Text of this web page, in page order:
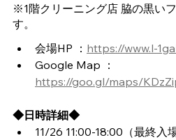
※1階クリーニング店 脇の黒い
す。
会場HP ： https://www.l-
Google Map ：
https://goo.gl/maps/
◆日時詳細◆
11/26 11:00-18:00（最終入場